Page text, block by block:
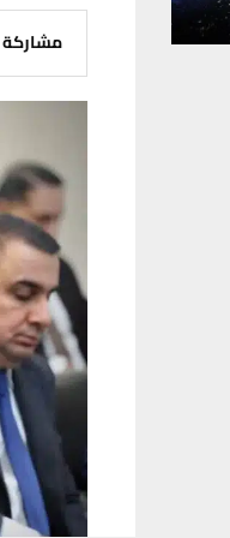
مشاركة